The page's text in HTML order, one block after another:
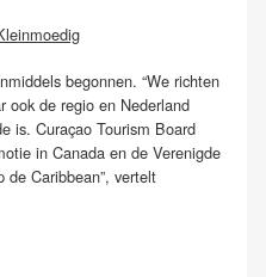
begonnen. “We richten
ook de regio en Nederland
is. Curaçao Tourism Board
in Canada en de Verenigde
Caribbean”, vertelt